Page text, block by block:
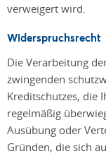
verweigert wird.
Widerspruchsrecht
Die Verarbeitung
zwingenden
Kreditschutzes, die
regelmäßig
Ausübung oder
Gründen, die sich